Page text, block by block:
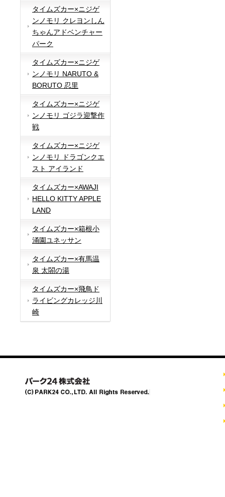
タイムズカー×ニジゲ
ンノモリ クレヨンしん
ちゃんアドベンチャー
パーク
タイムズカー×ニジゲ
ンノモリ NARUTO &
BORUTO 忍里
タイムズカー×ニジゲ
ンノモリ ゴジラ迎撃作
戦
タイムズカー×ニジゲ
ンノモリ ドラゴンクエ
スト アイランド
タイムズカー×AWAJI
HELLO KITTY APPLE
LAND
タイムズカー×箱根小
涌園ユネッサン
タイムズカー×有馬温
泉 太閤の湯
タイムズカー×飛鳥ド
ライビングカレッジ川
崎